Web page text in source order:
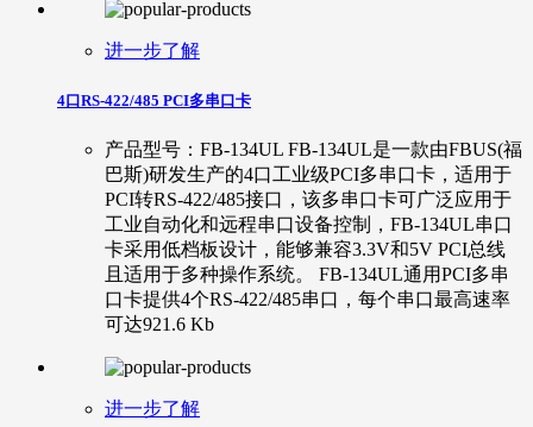
进一步了解
4口RS-422/485 PCI多串口卡
产品型号：FB-134UL FB-134UL是一款由FBUS(福
巴斯)研发生产的4口工业级PCI多串口卡，适用于
PCI转RS-422/485接口，该多串口卡可广泛应用于
工业自动化和远程串口设备控制，FB-134UL串口
卡采用低档板设计，能够兼容3.3V和5V PCI总线
且适用于多种操作系统。 FB-134UL通用PCI多串
口卡提供4个RS-422/485串口，每个串口最高速率
可达921.6 Kb
进一步了解